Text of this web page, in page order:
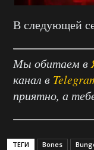
В следующей
Мы обитаем в
канал в
приятно, а
ТЕГИ Bones